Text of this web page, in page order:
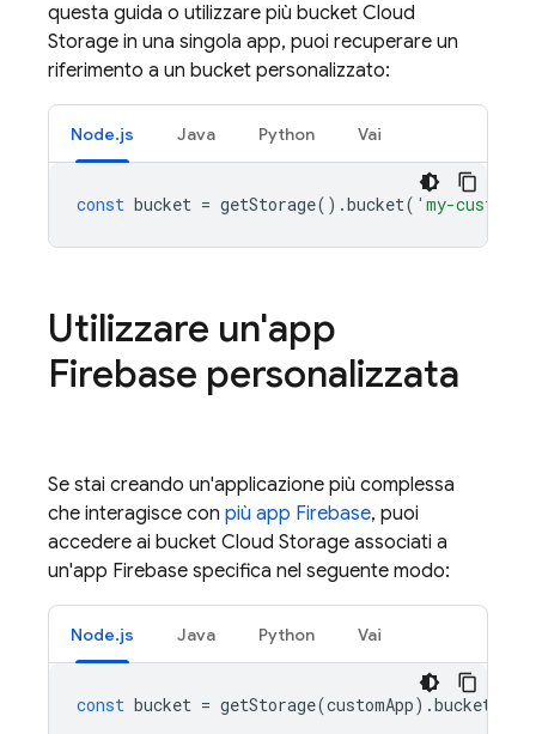
questa guida o utilizzare più bucket Cloud
Storage in una singola app, puoi recuperare un
riferimento a un bucket personalizzato:
Node.js Java Python Vai
const bucket = getStorage().bucket( 'my-custom-
Utilizzare un'app
Firebase personalizzata
Se stai creando un'applicazione più complessa
che interagisce con più app Firebase, puoi
accedere ai bucket Cloud Storage associati a
un'app Firebase specifica nel seguente modo:
Node.js Java Python Vai
const bucket = getStorage(customApp).bucket